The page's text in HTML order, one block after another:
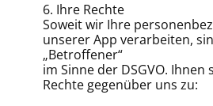
6. Ihre Rechte
Soweit wir Ihre
unserer App verarbeiten,
„Betroffener“
im Sinne der DSGVO.
Rechte gegenüber uns zu: